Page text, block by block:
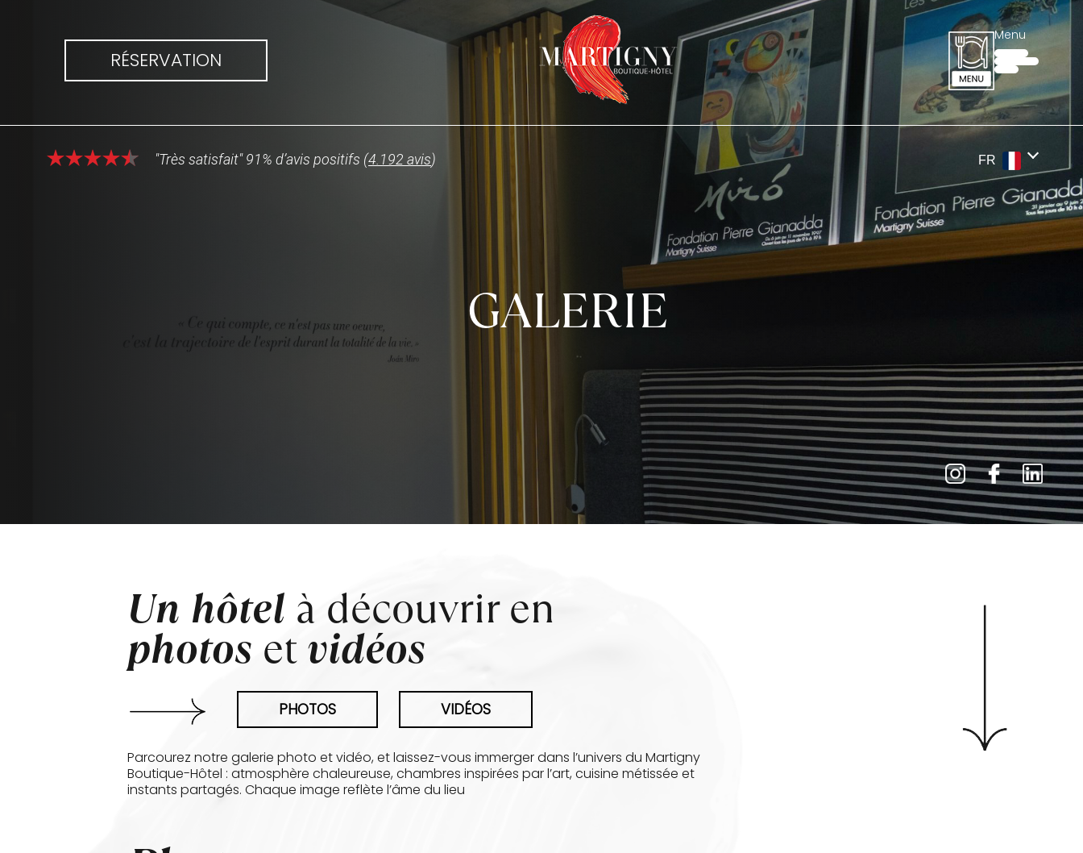
RÉSERVATION
Menu
"Très satisfait" 91% d’avis positifs (4.192 avis) FR
GALERIE
Un hôtel à découvrir en
photos etvidéos
PHOTOS VIDÉOS
Parcourez notre galerie photo et vidéo, et laissez-vous immerger dans l’univers du Martigny
Boutique-Hôtel : atmosphère chaleureuse, chambres inspirées par l’art, cuisine métissée et
instants partagés. Chaque image reflète l’âme du lieu